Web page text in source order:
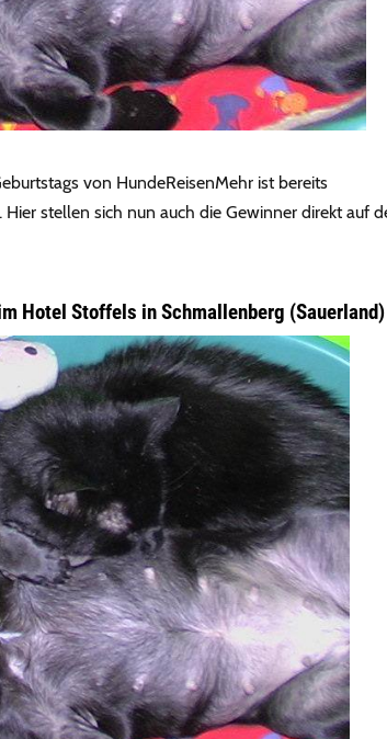
von HundeReisenMehr ist bereits
Hier stellen sich nun auch die Gewinner direkt auf
Hotel Stoffels in Schmallenberg (Sauerland)